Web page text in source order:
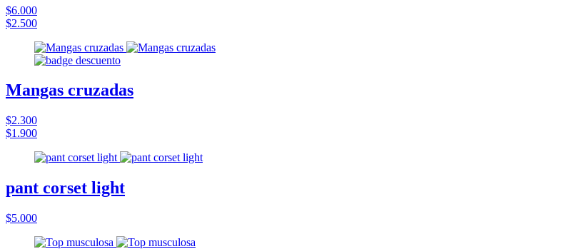
$6.000
$2.500
Mangas cruzadas
$2.300
$1.900
pant corset light
$5.000